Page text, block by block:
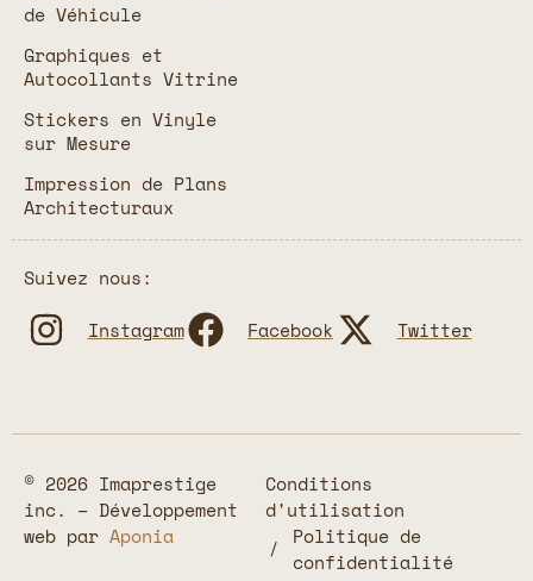
de Véhicule
Graphiques et
Autocollants Vitrine
Stickers en Vinyle
sur Mesure
Impression de Plans
Architecturaux
Suivez nous:
Instagram
Facebook Twitter
© 2026 Imaprestige
inc. – Développement
web par Aponia
Conditions
d'utilisation
Politique de
confidentialité